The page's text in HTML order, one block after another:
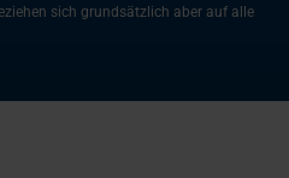
sich grundsätzlich aber auf alle